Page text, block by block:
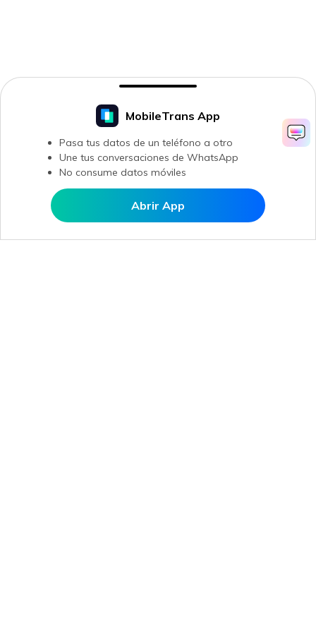
Abrir en MobileTrans
MobileTrans App
Pasa tus datos de un teléfono a otro
Une tus conversaciones de WhatsApp
No consume datos móviles
Abrir App